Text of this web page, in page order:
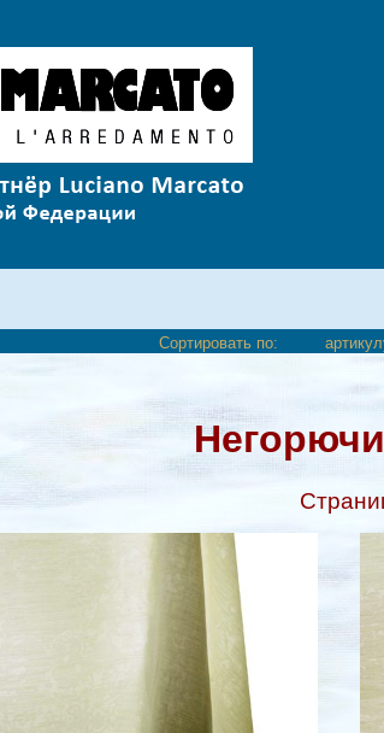
Сортировать по: